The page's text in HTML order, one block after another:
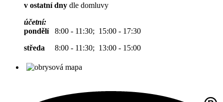
v ostatní dny dle domluvy
účetní:
pondělí 8:00 - 11:30; 15:00 - 17:30
středa 8:00 - 11:30; 13:00 - 15:00